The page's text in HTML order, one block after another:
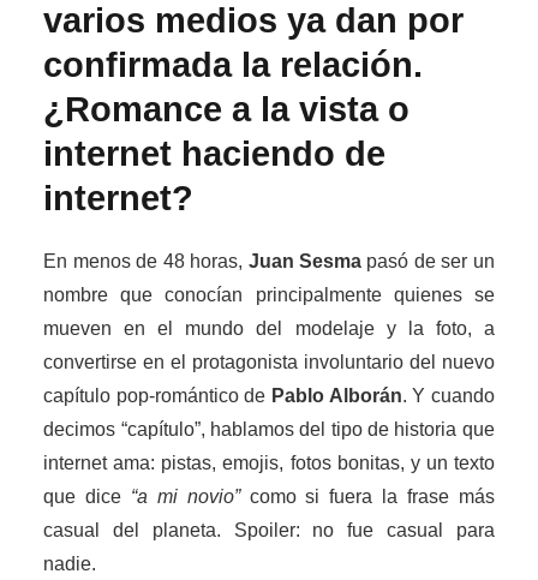
varios medios ya dan por
confirmada la relación.
¿Romance a la vista o
internet haciendo de
internet?
En menos de 48 horas, Juan Sesmapasó de ser un
nombre que conocían principalmente quienes se
mueven en el mundo del modelaje y la foto, a
convertirse en el protagonista involuntario del nuevo
capítulo pop-romántico de Pablo Alborán. Y cuando
decimos “capítulo”, hablamos del tipo de historia que
internet ama: pistas, emojis, fotos bonitas, y un texto
que dice “a mi novio”como si fuera la frase más
casual del planeta. Spoiler: no fue casual para
nadie.